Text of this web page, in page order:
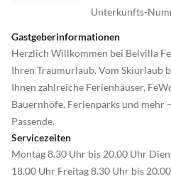
Unterkunfts-
Gastgeberinformationen
Herzlich Willkommen bei Belvilla
Ihren Traumurlaub. Vom Skiurlaub
Ihnen zahlreiche Ferienhäuser,
Bauernhöfe, Ferienparks und mehr
Passende.
Servicezeiten
Montag 8.30 Uhr bis 20.00 Uhr
18.00 Uhr Freitag 8.30 Uhr bis